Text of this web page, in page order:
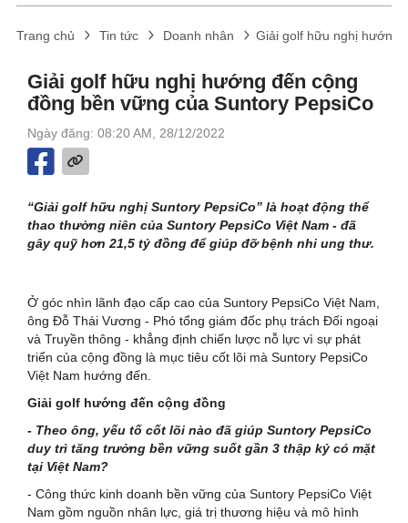
Trang chủ Tin tức Doanh nhân Giải golf hữu nghị hướng
Giải golf hữu nghị hướng đến cộng
đồng bền vững của Suntory PepsiCo
Ngày đăng: 08:20 AM, 28/12/2022
“Giải golf hữu nghị Suntory PepsiCo” là hoạt động thể
thao thường niên của Suntory PepsiCo Việt Nam - đã
gây quỹ hơn 21,5 tỷ đồng để giúp đỡ bệnh nhi ung thư.
Ở góc nhìn lãnh đạo cấp cao của Suntory PepsiCo Việt Nam,
ông Đỗ Thái Vương - Phó tổng giám đốc phụ trách Đối ngoại
và Truyền thông - khẳng định chiến lược nỗ lực vì sự phát
triển của cộng đồng là mục tiêu cốt lõi mà Suntory PepsiCo
Việt Nam hướng đến.
Giải golf hướng đến cộng đồng
- Theo ông, yếu tố cốt lõi nào đã giúp Suntory PepsiCo
duy trì tăng trưởng bền vững suốt gần 3 thập kỷ có mặt
tại Việt Nam?
- Công thức kinh doanh bền vững của Suntory PepsiCo Việt
Nam gồm nguồn nhân lực, giá trị thương hiệu và mô hình